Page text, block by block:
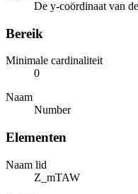
De y-coördinaat van
Bereik
Minimale cardinaliteit
0
Naam
Number
Elementen
Naam lid
Z_mTAW